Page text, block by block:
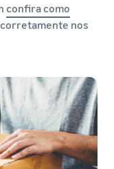
confira como
nos